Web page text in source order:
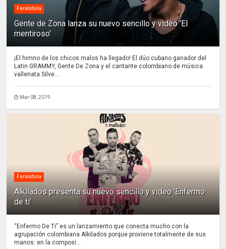
Farándula
Gente de Zona lanza su nuevo sencillo y video 'El
mentiroso'
¡El himno de los chicos malos ha llegado! El dúo cubano ganador del
Latin GRAMMY, Gente De Zona y el cantante colombiano de música
vallenata Silve...
Mar 08, 2019
Farándula
Alkilados presenta su nuevo sencillo y video 'Enfermo
de ti'
“Enfermo De Ti” es un lanzamiento que conecta mucho con la
agrupación colombiana Alkilados porque proviene totalmente de sus
manos: en la composi...